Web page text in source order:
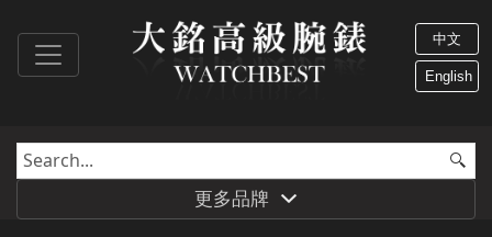
中文
English
更多品牌